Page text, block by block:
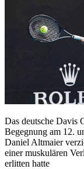
Das deutsche Davis
Begegnung am 12.
Daniel Altmaier
einer muskulären
erlitten hatte